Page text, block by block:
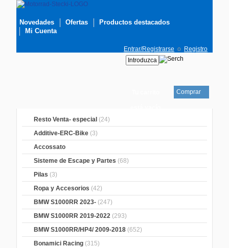
Novedades Ofertas
Productos destacados
Mi Cuenta
Entrar/Registrarse o Registro
Comprar
Resto Venta- especial (24)
Additive-ERC-Bike (3)
Accossato
Sisteme de Escape y Partes (68)
Pilas (3)
Ropa y Accesorios (42)
BMW S1000RR 2023- (247)
BMW S1000RR 2019-2022 (293)
BMW S1000RR/HP4/ 2009-2018 (652)
Bonamici Racing (315)